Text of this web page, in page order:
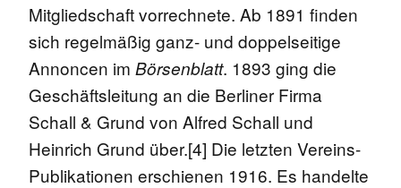
Mitgliedschaft vorrechnete. Ab 1891 finden
sich regelmäßig ganz- und doppelseitige
Annoncen im Börsenblatt. 1893 ging die
Geschäftsleitung an die Berliner Firma
Schall & Grund von Alfred Schall und
Heinrich Grund über.[4] Die letzten Vereins-
Publikationen erschienen 1916. Es handelte